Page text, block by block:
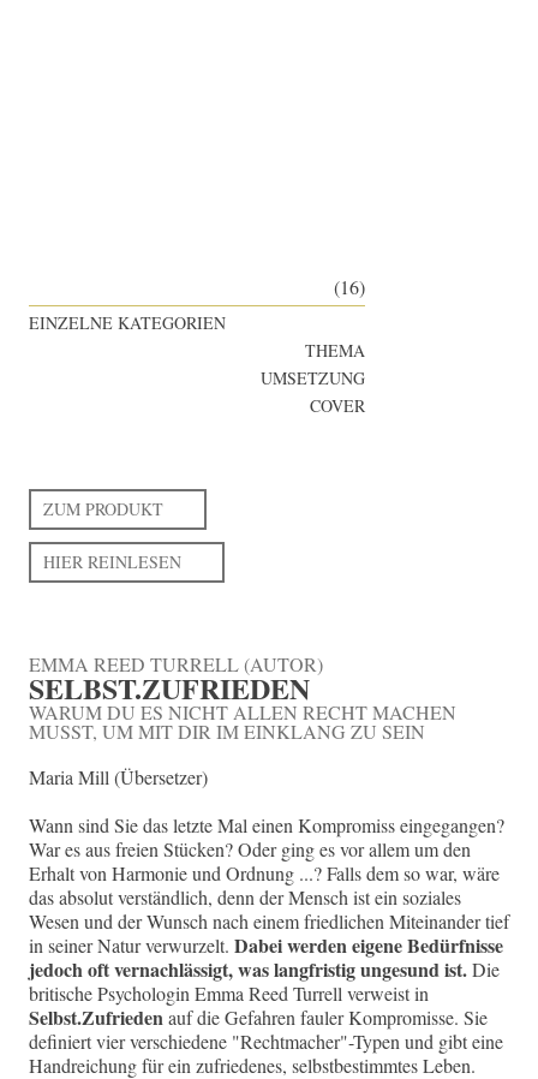
(16)
EINZELNE KATEGORIEN
THEMA
UMSETZUNG
COVER
ZUM PRODUKT
HIER REINLESEN
EMMA REED TURRELL (AUTOR)
SELBST.ZUFRIEDEN
WARUM DU ES NICHT ALLEN RECHT MACHEN
MUSST, UM MIT DIR IM EINKLANG ZU SEIN
Maria Mill (Übersetzer)
Wann sind Sie das letzte Mal einen Kompromiss eingegangen?
War es aus freien Stücken? Oder ging es vor allem um den
Erhalt von Harmonie und Ordnung ...? Falls dem so war, wäre
das absolut verständlich, denn der Mensch ist ein soziales
Wesen und der Wunsch nach einem friedlichen Miteinander tief
in seiner Natur verwurzelt. Dabei werden eigene Bedürfnisse
jedoch oft vernachlässigt, was langfristig ungesund ist.Die
britische Psychologin Emma Reed Turrell verweist in
Selbst.Zufriedenauf die Gefahren fauler Kompromisse. Sie
definiert vier verschiedene "Rechtmacher"-Typen und gibt eine
Handreichung für ein zufriedenes, selbstbestimmtes Leben.